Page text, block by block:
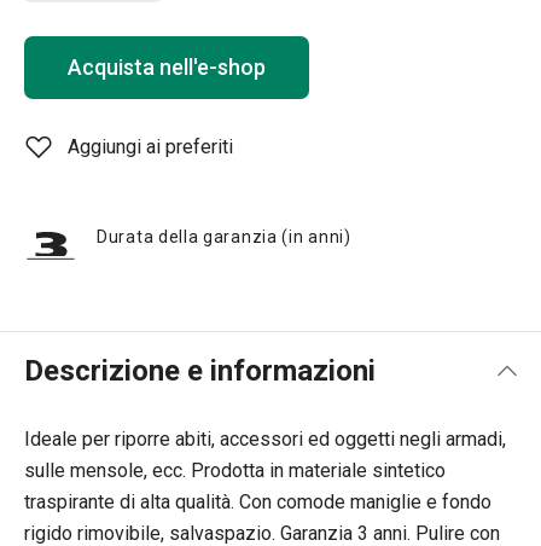
Acquista nell'e-shop
Aggiungi ai preferiti
Durata della garanzia (in anni)
Descrizione e informazioni
Ideale per riporre abiti, accessori ed oggetti negli armadi,
sulle mensole, ecc. Prodotta in materiale sintetico
traspirante di alta qualità. Con comode maniglie e fondo
rigido rimovibile, salvaspazio. Garanzia 3 anni. Pulire con